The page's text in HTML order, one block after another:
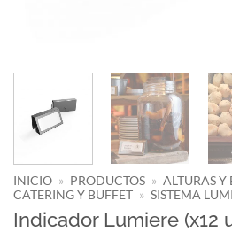
INICIO » PRODUCTOS » ALTURAS Y
CATERING Y BUFFET » SISTEMA
Indicador Lumiere (x12